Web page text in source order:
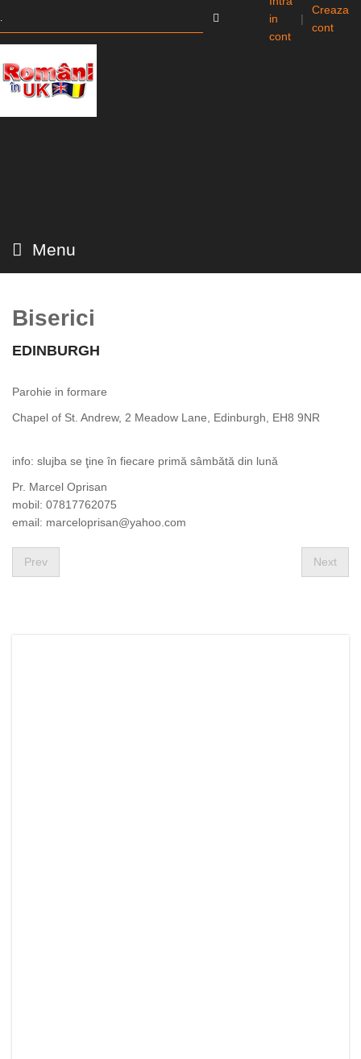
in
cont
|
Creaza
cont
Menu
Biserici
EDINBURGH
Parohie in formare
Chapel of St. Andrew, 2 Meadow Lane, Edinburgh, EH8 9NR
info: slujba se ţine în fiecare primă sâmbătă din lună
Pr. Marcel Oprisan
mobil: 07817762075
email: marceloprisan@yahoo.com
Prev Next